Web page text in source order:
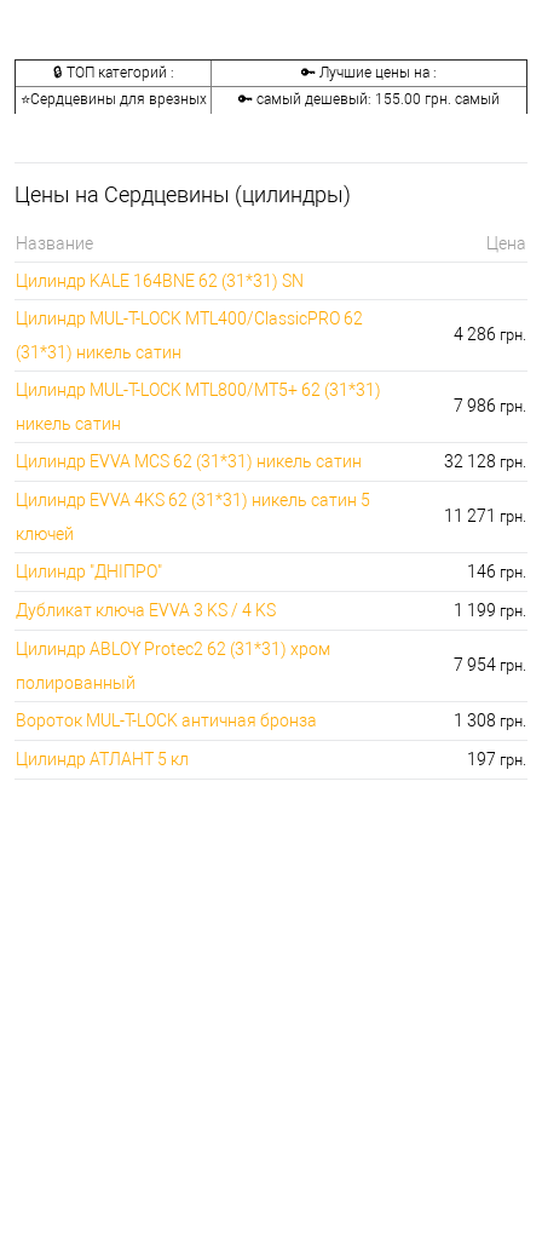
🔒 ТОП категорий :
🔑 Лучшие цены на :
⭐Сердцевины для врезных
🔑 самый дешевый: 155.00 грн. самый
🔑 самый дешевый: 133.00 грн. самый
🔐Аксессуары для
сердцевин:
🔑 самый дешевый: 30.00 грн. самый
дорогой: 2746.00 грн.
Цены на Сердцевины (цилиндры)
Название
Цена
Цилиндр KALE 164BNE 62 (31*31) SN
Цилиндр MUL-T-LOCK MTL400/ClassicPRO 62
(31*31) никель сатин
4 286 грн.
Цилиндр MUL-T-LOCK MTL800/MT5+ 62 (31*31)
никель сатин
7 986 грн.
Цилиндр EVVA MCS 62 (31*31) никель сатин 32 128 грн.
Цилиндр EVVA 4KS 62 (31*31) никель сатин 5
ключей
11 271 грн.
Цилиндр "ДНIПРО" 146 грн.
Дубликат ключа EVVA 3 KS / 4 KS 1 199 грн.
Цилиндр ABLOY Protec2 62 (31*31) хром
полированный
7 954 грн.
Вороток MUL-T-LOCK античная бронза 1 308 грн.
Цилиндр АТЛАНТ 5 кл 197 грн.